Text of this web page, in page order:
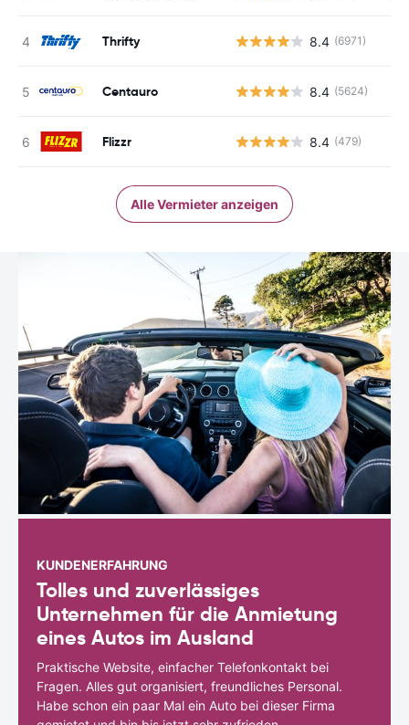
Thrifty 8.4 (6971)
Centauro 8.4 (5624)
Flizzr 8.4 (479)
Alle Vermieter anzeigen
KUNDENERFAHRUNG
Tolles und zuverlässiges
Unternehmen für die Anmietung
eines Autos im Ausland
Praktische Website, einfacher Telefonkontakt bei
Fragen. Alles gut organisiert, freundliches Personal.
Habe schon ein paar Mal ein Auto bei dieser Firma